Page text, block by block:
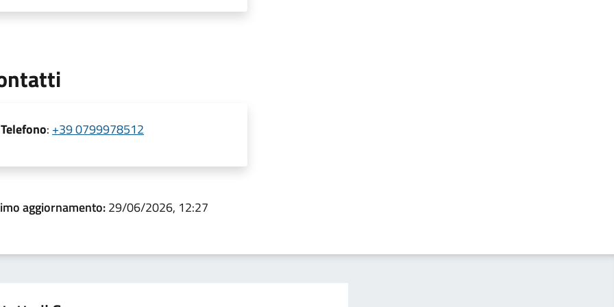
Telefono: +39 0799978512
aggiornamento:29/06/2026, 12:27